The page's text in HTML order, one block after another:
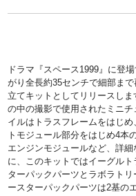
ドラマ『スペース1999』に登
がり全長約35センチで細部ま
立てキットとしてリリースし
の中の撮影で使用されたミニ
イルはトラスフレームをはじ
トモジュール部分をはじめ4本
エンジンモジュールなど、詳
に、このキットではイーグル
ターパックパーツとラボラト
ースターパックパーツは2基の